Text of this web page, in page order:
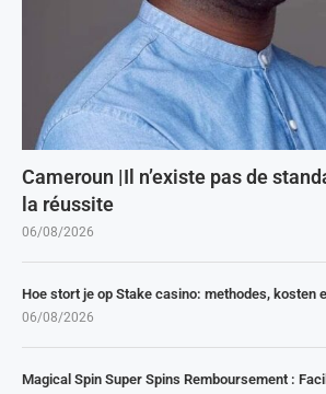
Cameroun |Il n’existe pas de
la réussite
06/08/2026
Hoe stort je op Stake casino: methodes, kosten
06/08/2026
Magical Spin Super Spins Remboursement :